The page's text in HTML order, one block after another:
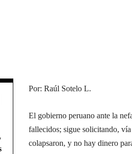
Por: Raúl Sotelo L.
El gobierno peruano ante la
fallecidos; sigue solicitando,
colapsaron, y no hay dinero